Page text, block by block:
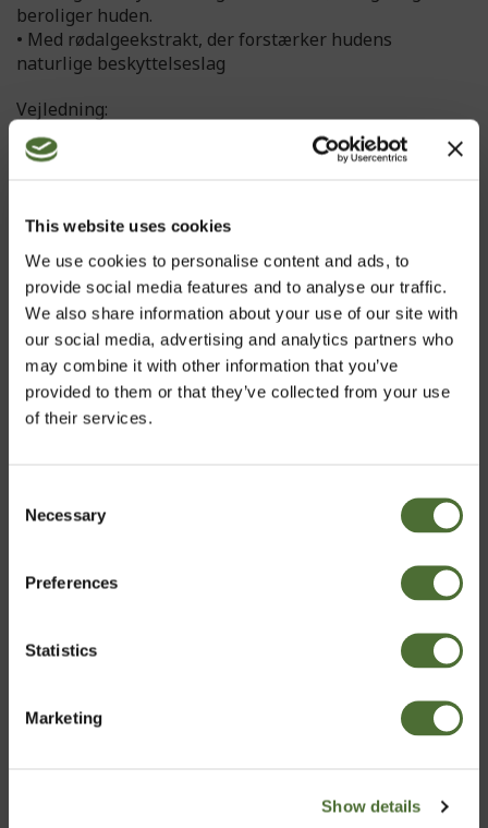
This website uses cookies
We use cookies to personalise content and ads, to
provide social media features and to analyse our traffic.
We also share information about your use of our site with
our social media, advertising and analytics partners who
may combine it with other information that you’ve
provided to them or that they’ve collected from your use
of their services.
Selection
Necessary
Preferences
Statistics
Marketing
Show details
beroliger huden.
• Med rødalgeekstrakt, der forstærker hudens
naturlige beskyttelseslag
Vejledning:
Påfør en rigelig mængde med en vatkugle eller -rondel
og masserende bevægelser. Tilfør vand for at danne
• Økologisk certiﬁceret
• 100 % vegansk
• Klinisk testet
• pH 5,0
•Ikke-komedogen (tilstopper ikke porerne)
De ingredienser og de fremstillingsmetoder, der
standarder for COSMOS ORGANIC-certificering via